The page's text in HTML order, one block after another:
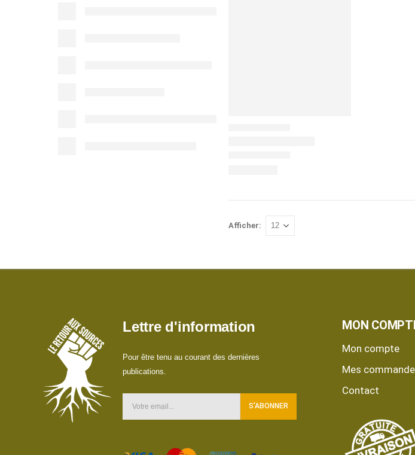
Afficher:
Lettre d'information
Pour être tenu au courant des dernières
publications.
MON
Mon compte
Mes
Contact